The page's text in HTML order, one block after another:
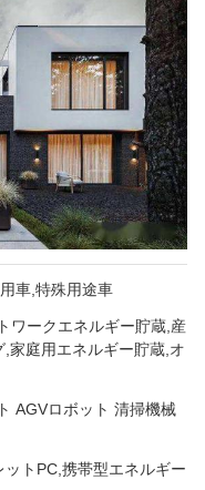
車,特殊用途車
ワークエネルギー貯蔵,産
家庭用エネルギー貯蔵,オ
AGVロボット 清掃機械
ットPC,携帯型エネルギー